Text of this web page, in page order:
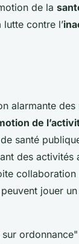
de la
contre l’
alarmante des
de
santé
des activités
collaboration
jouer